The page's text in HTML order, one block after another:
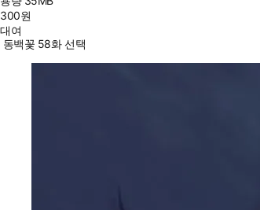
300원
대여
동백꽃 58화 선택